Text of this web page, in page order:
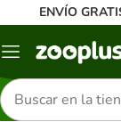
ENVÍO
Menú
Buscar
productos